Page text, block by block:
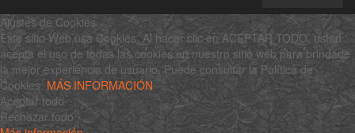
Ajustes de Cookies
Este sitio Web usa Cookies. Al hacer clic en ACEPTAR TODO, usted
acepta el uso de todas las cookies en nuestro sitio web para brindarle
la mejor experiencia de usuario. Puede consultar la Política de
Cookies: MÁS INFORMACIÓN
Aceptar todo
Rechazar todo